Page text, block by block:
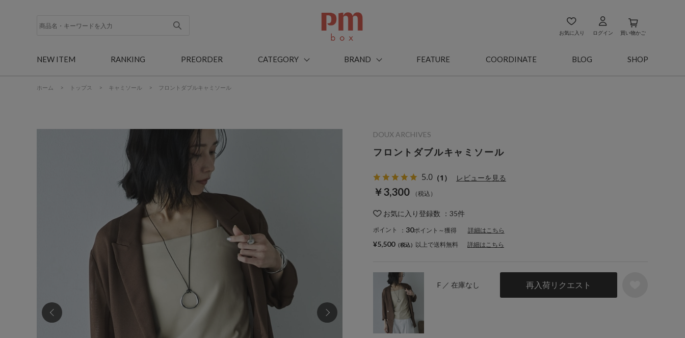
お気に入り ログイン 買い物かご
NEW ITEM RANKING PREORDER CATEGORY BRAND FEATURE COORDINATE BLOG SHOP
ホーム > トップス > キャミソール > フロントダブルキャミソール
フロントダブルキャミソール
5.0 （1） レビューを見る
￥3,300
お気に入り登録数 ：35件
ポイント ： 30ポイント～獲得 詳細はこちら
F ／ 在庫なし 再入荷リクエスト
DOUX ARCHIVES
¥5,500 以上で送料無料 詳細はこちら